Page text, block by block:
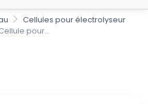
Cellules pour électrolyseur
pour...